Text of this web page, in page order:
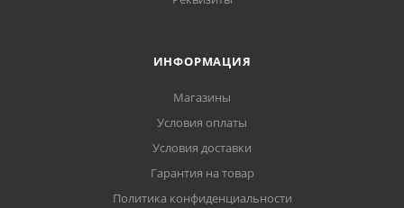
ИНФОРМАЦИЯ
Магазины
Условия оплаты
Условия доставки
Гарантия на товар
Политика конфиденциальности